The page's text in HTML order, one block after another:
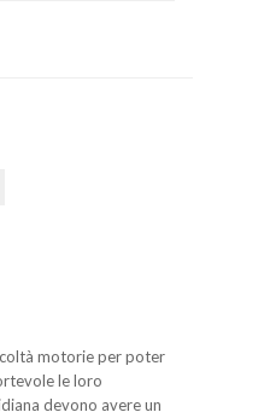
motorie per poter
le loro
devono avere un